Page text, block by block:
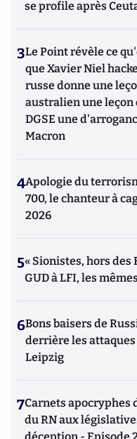
se profile après
3Le Point révèle ce
que Xavier Niel
russe donne une
australien une leçon
DGSE une
Macron
4Apologie du
700, le chanteur à
2026
5« Sionistes, hors des
GUD à LFI, les
6Bons baisers de
derrière les
Leipzig
7Carnets apocryphes
du RN aux